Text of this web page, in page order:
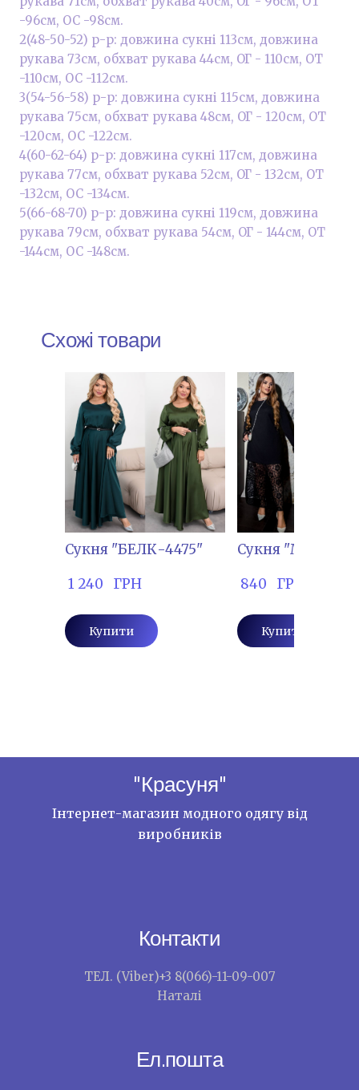
-96см, OC -98см.
2(48-50-52) р-р: довжина сукні 113см, довжина
рукава 73см, обхват рукава 44см, ОГ - 110см, ОТ
-110см, OC -112см.
3(54-56-58) р-р: довжина сукні 115см, довжина
рукава 75см, обхват рукава 48см, ОГ - 120см, ОТ
-120см, OC -122см.
4(60-62-64) р-р: довжина сукні 117см, довжина
рукава 77см, обхват рукава 52см, ОГ - 132см, ОТ
-132см, OC -134см.
5(66-68-70) р-р: довжина сукні 119см, довжина
рукава 79см, обхват рукава 54см, ОГ - 144см, ОТ
-144см, OC -148см.
Схожі товари
Сукня "БЕЛК-4475"
1 240   ГРН
Купити
Сукня "МАЖ-
840   ГРН
Купити
"Красуня"
Інтернет-магазин модного одягу від
виробників
Контакти
ТЕЛ. (Viber)+3 8(066)-11-09-007
Наталі
Ел.пошта